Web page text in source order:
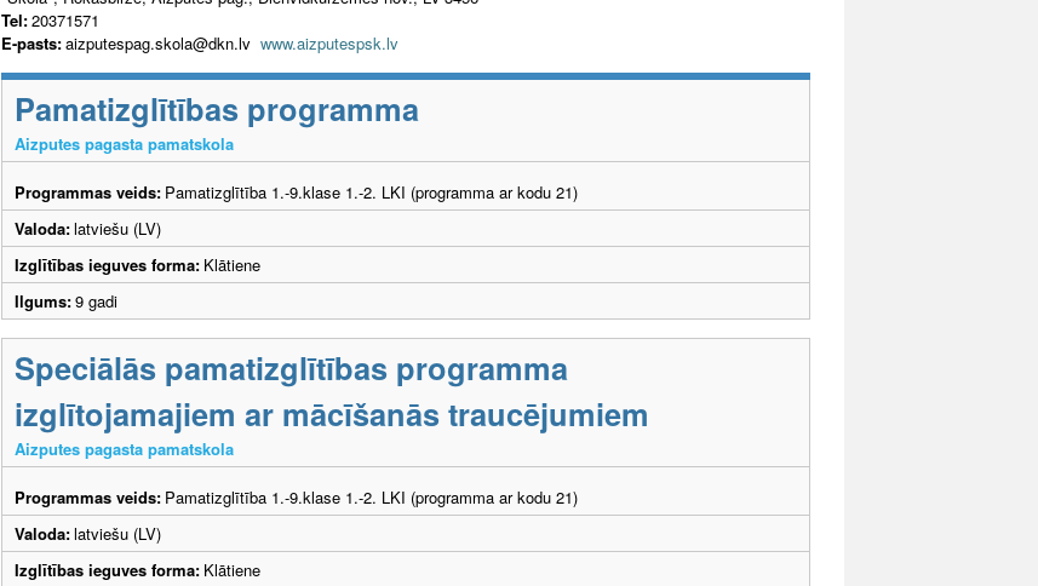
Tel:20371571
E-pasts:aizputespag.skola@dkn.lv www.aizputespsk.lv
Pamatizglītības programma
Aizputes pagasta pamatskola
Programmas veids: Pamatizglītība 1.-9.klase 1.-2. LKI (programma ar kodu 21)
Valoda:latviešu (LV)
Izglītības ieguves forma: Klātiene
Ilgums:9 gadi
Speciālās pamatizglītības programma
izglītojamajiem ar mācīšanās traucējumiem
Aizputes pagasta pamatskola
Programmas veids: Pamatizglītība 1.-9.klase 1.-2. LKI (programma ar kodu 21)
Valoda:latviešu (LV)
Izglītības ieguves forma: Klātiene